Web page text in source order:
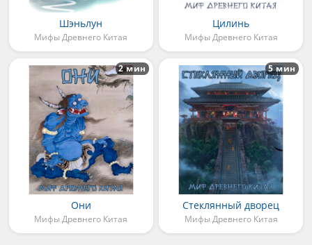
Шэньлун
Мифы Древнего Китая
Цилинь
Мифы Древнего Китая
Они
Мифы Древнего Китая
2 мин
Стеклянный дворец
Мифы Древнего Китая
5 мин